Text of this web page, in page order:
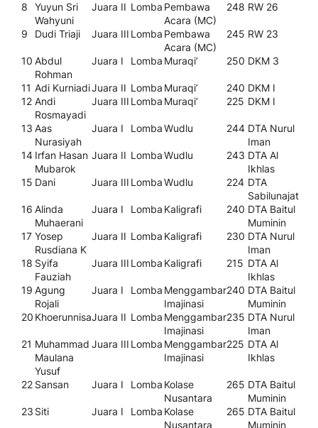
8
Yuyun Sri
Wahyuni
Juara II Lomba Pembawa
Acara (MC)
248 RW 26
9 Dudi Triaji Juara III Lomba Pembawa
Acara (MC)
245 RW 23
10 Abdul
Rohman
Juara I Lomba Muraqi’ 250 DKM 3
11 Adi KurniadiJuara II Lomba Muraqi’ 240 DKM I
12 Andi
Rosmayadi
Juara III Lomba Muraqi’ 225 DKM I
13 Aas
Nurasiyah
Juara I LombaWudlu 244 DTA Nurul
Iman
14 Irfan Hasan
Mubarok
Juara II LombaWudlu 243 DTA Al
Ikhlas
15 Dani Juara III LombaWudlu 224 DTA
Sabilunajat
16 Alinda
Muhaerani
Juara I Lomba Kaligrafi 240 DTA Baitul
Muminin
17 Yosep
Rusdiana K
Juara II Lomba Kaligrafi 230 DTA Nurul
Iman
18 Syifa
Fauziah
Juara III Lomba Kaligrafi 215 DTA Al
Ikhlas
19 Agung
Rojali
Juara I Lomba Menggambar
Imajinasi
240 DTA Baitul
Muminin
20 KhoerunnisaJuara II Lomba Menggambar
Imajinasi
235 DTA Nurul
Iman
21 Muhammad
Maulana
Yusuf
Juara III Lomba Menggambar
Imajinasi
225 DTA Al
Ikhlas
22 Sansan Juara I Lomba Kolase
Nusantara
265 DTA Baitul
Muminin
23 Siti Juara I Lomba Kolase
Nusantara
265 DTA Baitul
Muminin